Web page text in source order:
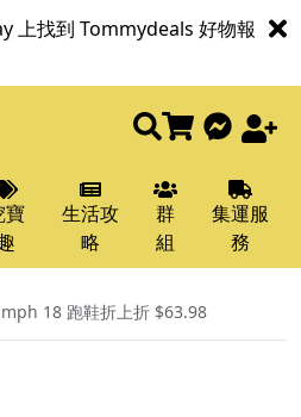
上找到 Tommydeals 好物報
寶
生活攻
略
群
組
集運服
務
18 跑鞋折上折 $63.98